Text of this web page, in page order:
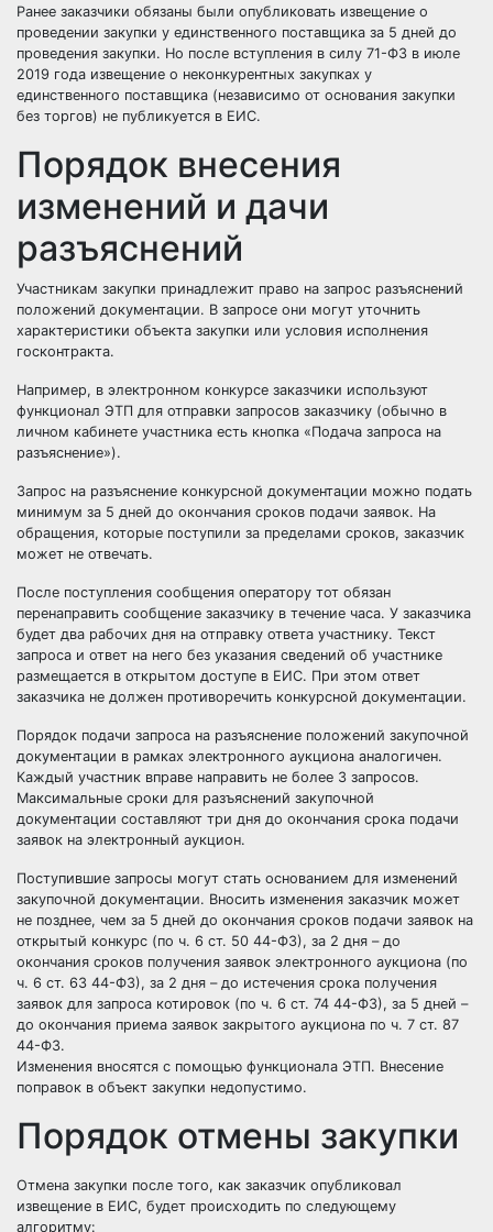
Ранее заказчики обязаны были опубликовать извещение о
проведении закупки у единственного поставщика за 5 дней до
проведения закупки. Но после вступления в силу 71-ФЗ в июле
2019 года извещение о неконкурентных закупках у
единственного поставщика (независимо от основания закупки
без торгов) не публикуется в ЕИС.
Порядок внесения
изменений и дачи
разъяснений
Участникам закупки принадлежит право на запрос разъяснений
положений документации. В запросе они могут уточнить
характеристики объекта закупки или условия исполнения
госконтракта.
Например, в электронном конкурсе заказчики используют
функционал ЭТП для отправки запросов заказчику (обычно в
личном кабинете участника есть кнопка «Подача запроса на
разъяснение»).
Запрос на разъяснение конкурсной документации можно подать
минимум за 5 дней до окончания сроков подачи заявок. На
обращения, которые поступили за пределами сроков, заказчик
может не отвечать.
После поступления сообщения оператору тот обязан
перенаправить сообщение заказчику в течение часа. У заказчика
будет два рабочих дня на отправку ответа участнику. Текст
запроса и ответ на него без указания сведений об участнике
размещается в открытом доступе в ЕИС. При этом ответ
заказчика не должен противоречить конкурсной документации.
Порядок подачи запроса на разъяснение положений закупочной
документации в рамках электронного аукциона аналогичен.
Каждый участник вправе направить не более 3 запросов.
Максимальные сроки для разъяснений закупочной
документации составляют три дня до окончания срока подачи
заявок на электронный аукцион.
Поступившие запросы могут стать основанием для изменений
закупочной документации. Вносить изменения заказчик может
не позднее, чем за 5 дней до окончания сроков подачи заявок на
открытый конкурс (по ч. 6 ст. 50 44-ФЗ), за 2 дня – до
окончания сроков получения заявок электронного аукциона (по
ч. 6 ст. 63 44-ФЗ), за 2 дня – до истечения срока получения
заявок для запроса котировок (по ч. 6 ст. 74 44-ФЗ), за 5 дней –
до окончания приема заявок закрытого аукциона по ч. 7 ст. 87
44-ФЗ.
Изменения вносятся с помощью функционала ЭТП. Внесение
поправок в объект закупки недопустимо.
Порядок отмены закупки
Отмена закупки после того, как заказчик опубликовал
извещение в ЕИС, будет происходить по следующему
алгоритму: